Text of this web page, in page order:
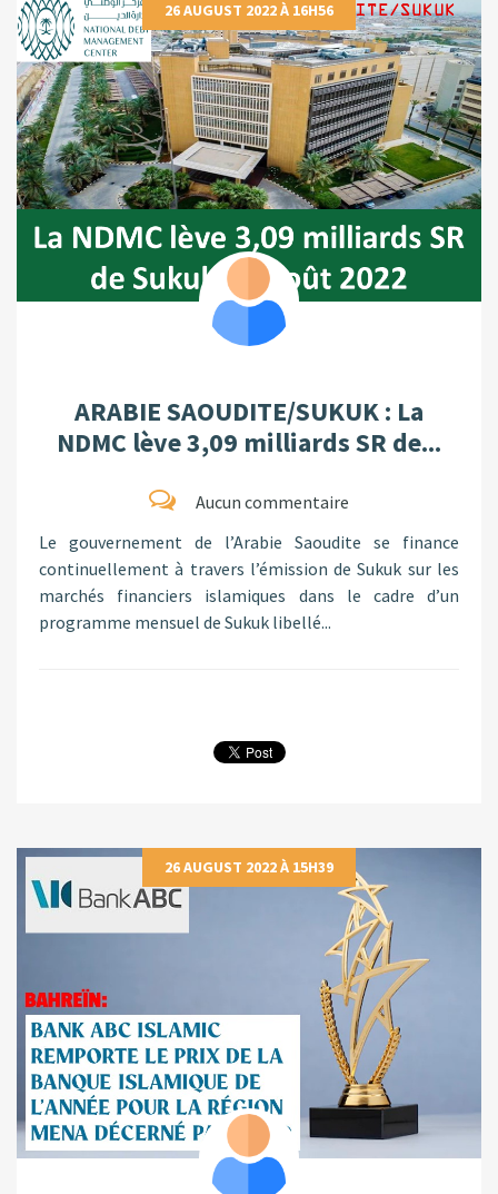
26 AUGUST 2022 À 16H56
ARABIE SAOUDITE/SUKUK : La
NDMC lève 3,09 milliards SR de...
Aucun commentaire
Le gouvernement de l’Arabie Saoudite se finance
continuellement à travers l’émission de Sukuk sur les
marchés financiers islamiques dans le cadre d’un
programme mensuel de Sukuk libellé...
26 AUGUST 2022 À 15H39